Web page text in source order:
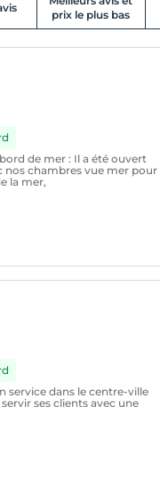
prix le plus bas
de mer : Il a été ouvert
nos chambres vue mer pour
la mer,
service dans le centre-ville
ses clients avec une